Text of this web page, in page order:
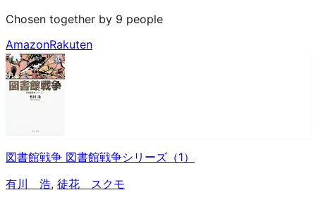
Chosen together by 9 people
AmazonRakuten
図書館戦争 図書館戦争シリーズ（1）
有川 浩, 徒花 スクモ